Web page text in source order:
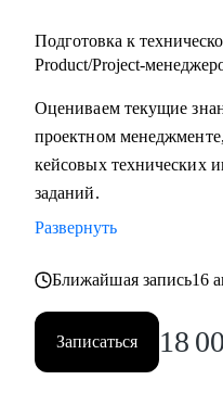
Подготовка к
Product/Project-
Оцениваем текущие
проектном
кейсовых технических
заданий.
Развернуть
Ближайшая запись16
Записаться 18